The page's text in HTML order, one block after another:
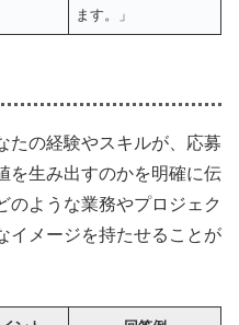
ます。」
たの経験やスキルが、応募
を生み出すのかを明確に伝
のような業務やプロジェク
イメージを持たせることが